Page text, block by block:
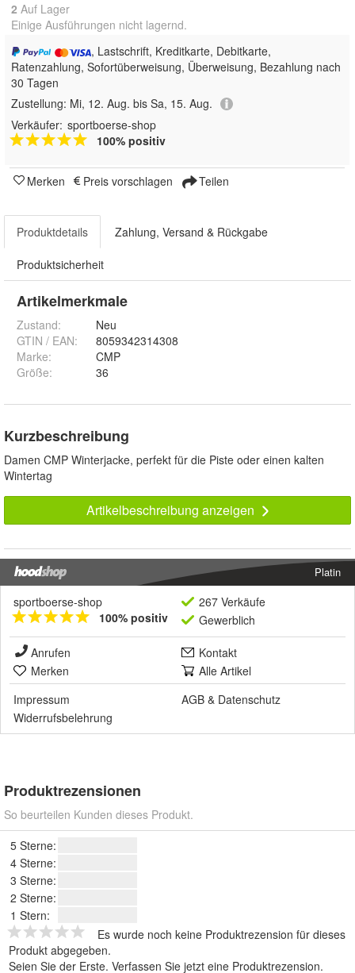
2 Auf Lager
Einige Ausführungen nicht lagernd.
, Lastschrift, Kreditkarte, Debitkarte,
Ratenzahlung, Sofortüberweisung, Überweisung, Bezahlung nach
30 Tagen
Zustellung: Mi, 12. Aug. bis Sa, 15. Aug.
Verkäufer: sportboerse-shop
100% positiv
Merken Preis vorschlagen Teilen
Produktdetails Zahlung, Versand & Rückgabe
Produktsicherheit
Artikelmerkmale
Zustand:
Neu
GTIN / EAN:
8059342314308
Marke:
CMP
Größe: 36
Kurzbeschreibung
Damen CMP Winterjacke, perfekt für die Piste oder einen kalten
Wintertag
Artikelbeschreibung anzeigen
Platin
sportboerse-shop
100% positiv
267 Verkäufe
Gewerblich
Anrufen
Kontakt
Merken
Alle Artikel
Impressum
AGB & Datenschutz
Widerrufsbelehrung
Produktrezensionen
So beurteilen Kunden dieses Produkt.
5 Sterne:
4 Sterne:
3 Sterne:
2 Sterne:
1 Stern:
Es wurde noch keine Produktrezension für dieses
Produkt abgegeben.
Seien Sie der Erste. Verfassen Sie jetzt eine Produktrezension.